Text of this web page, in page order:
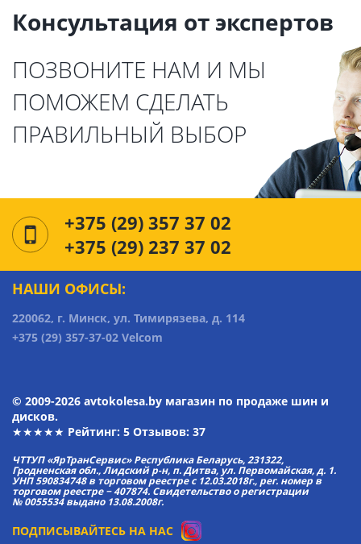
Консультация от экспертов
ПОЗВОНИТЕ НАМ И МЫ
ПОМОЖЕМ СДЕЛАТЬ
ПРАВИЛЬНЫЙ ВЫБОР
+375 (29) 357 37 02
+375 (29) 237 37 02
НАШИ ОФИСЫ:
220062, г. Минск, ул. Тимирязева, д. 114
+375 (29) 357-37-02 Velcom
© 2009-2026 avtokolesa.by магазин по продаже шин и
дисков.
★★★★★ Рейтинг: 5 Отзывов: 37
ЧТТУП «ЯрТранСервис» Республика Беларусь, 231322,
Гродненская обл., Лидский р-н, п. Дитва, ул. Первомайская, д. 1.
УНП 590834748 в торговом реестре с 12.03.2018г., рег. номер в
торговом реестре − 407874. Свидетельство о регистрации
№ 0055534 выдано 13.08.2008г.
ПОДПИСЫВАЙТЕСЬ НА НАС